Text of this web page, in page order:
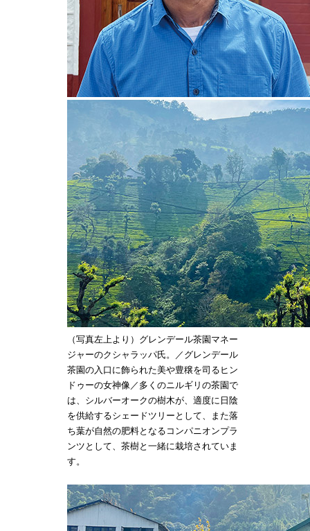
（写真左上より）グレンデール茶園マネー
ジャーのクシャラッパ氏。／グレンデール
茶園の入口に飾られた美や豊穣を司るヒン
ドゥーの女神像／多くのニルギリの茶園で
は、シルバーオークの樹木が、適度に日陰
を供給するシェードツリーとして、また落
ち葉が自然の肥料となるコンパニオンプラ
ンツとして、茶樹と一緒に栽培されていま
す。